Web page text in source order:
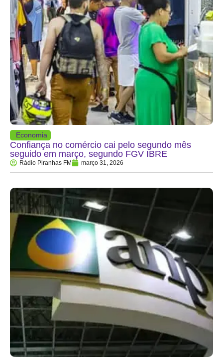
Economia
Confiança no comércio cai pelo segundo mês
seguido em março, segundo FGV IBRE
Rádio Piranhas FM março 31, 2026